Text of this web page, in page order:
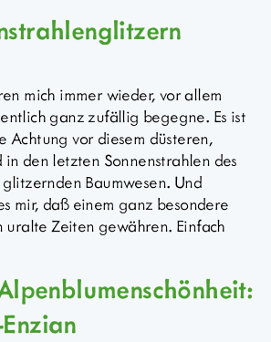
mich immer wieder, vor allem
ganz zufällig begegne. Es ist
Achtung vor diesem düsteren,
den letzten Sonnenstrahlen des
Baumwesen. Und
mir, daß einem ganz besondere
uralte Zeiten gewähren. Einfach